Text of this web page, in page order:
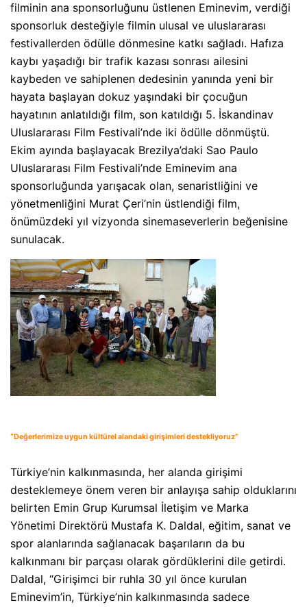
filminin ana sponsorluğunu üstlenen Eminevim, verdiği
sponsorluk desteğiyle filmin ulusal ve uluslararası
festivallerden ödülle dönmesine katkı sağladı. Hafıza
kaybı yaşadığı bir trafik kazası sonrası ailesini
kaybeden ve sahiplenen dedesinin yanında yeni bir
hayata başlayan dokuz yaşındaki bir çocuğun
hayatının anlatıldığı film, son katıldığı 5. İskandinav
Uluslararası Film Festivali’nde iki ödülle dönmüştü.
Ekim ayında başlayacak Brezilya’daki Sao Paulo
Uluslararası Film Festivali’nde Eminevim ana
sponsorluğunda yarışacak olan, senaristliğini ve
yönetmenliğini Murat Çeri’nin üstlendiği film,
önümüzdeki yıl vizyonda sinemaseverlerin beğenisine
sunulacak.
“Değerlerimize uygun kültürel alandaki girişimleri destekliyoruz”
Türkiye’nin kalkınmasında, her alanda girişimi
desteklemeye önem veren bir anlayışa sahip olduklarını
belirten Emin Grup Kurumsal İletişim ve Marka
Yönetimi Direktörü Mustafa K. Daldal, eğitim, sanat ve
spor alanlarında sağlanacak başarıların da bu
kalkınmanı bir parçası olarak gördüklerini dile getirdi.
Daldal, “Girişimci bir ruhla 30 yıl önce kurulan
Eminevim’in, Türkiye’nin kalkınmasında sadece